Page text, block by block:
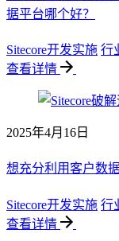
据平台哪个好？
Sitecore开发实施 行
查看详情
2025年4月16日
想充分利用客户数
Sitecore开发实施 行
查看详情